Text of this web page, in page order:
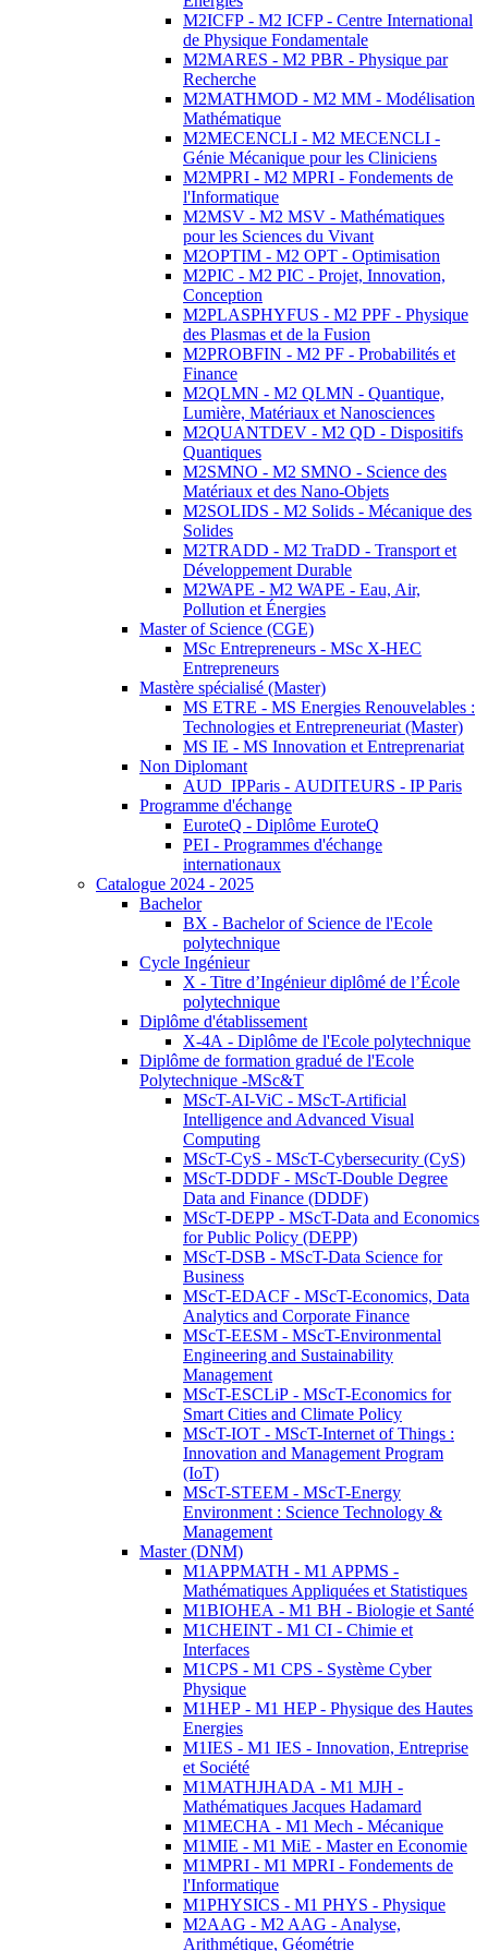
M2ICFP - M2 ICFP - Centre International
de Physique Fondamentale
M2MARES - M2 PBR - Physique par
Recherche
M2MATHMOD - M2 MM - Modélisation
Mathématique
M2MECENCLI - M2 MECENCLI -
Génie Mécanique pour les Cliniciens
M2MPRI - M2 MPRI - Fondements de
l'Informatique
M2MSV - M2 MSV - Mathématiques
pour les Sciences du Vivant
M2OPTIM - M2 OPT - Optimisation
M2PIC - M2 PIC - Projet, Innovation,
Conception
M2PLASPHYFUS - M2 PPF - Physique
des Plasmas et de la Fusion
M2PROBFIN - M2 PF - Probabilités et
Finance
M2QLMN - M2 QLMN - Quantique,
Lumière, Matériaux et Nanosciences
M2QUANTDEV - M2 QD - Dispositifs
Quantiques
M2SMNO - M2 SMNO - Science des
Matériaux et des Nano-Objets
M2SOLIDS - M2 Solids - Mécanique des
Solides
M2TRADD - M2 TraDD - Transport et
Développement Durable
M2WAPE - M2 WAPE - Eau, Air,
Pollution et Énergies
Master of Science (CGE)
MSc Entrepreneurs - MSc X-HEC
Entrepreneurs
Mastère spécialisé (Master)
MS ETRE - MS Energies Renouvelables :
Technologies et Entrepreneuriat (Master)
MS IE - MS Innovation et Entreprenariat
Non Diplomant
AUD_IPParis - AUDITEURS - IP Paris
Programme d'échange
EuroteQ - Diplôme EuroteQ
PEI - Programmes d'échange
internationaux
Catalogue 2024 - 2025
Bachelor
BX - Bachelor of Science de l'Ecole
polytechnique
Cycle Ingénieur
X - Titre d’Ingénieur diplômé de l’École
polytechnique
Diplôme d'établissement
X-4A - Diplôme de l'Ecole polytechnique
Diplôme de formation gradué de l'Ecole
Polytechnique -MSc&T
MScT-AI-ViC - MScT-Artificial
Intelligence and Advanced Visual
Computing
MScT-CyS - MScT-Cybersecurity (CyS)
MScT-DDDF - MScT-Double Degree
Data and Finance (DDDF)
MScT-DEPP - MScT-Data and Economics
for Public Policy (DEPP)
MScT-DSB - MScT-Data Science for
Business
MScT-EDACF - MScT-Economics, Data
Analytics and Corporate Finance
MScT-EESM - MScT-Environmental
Engineering and Sustainability
Management
MScT-ESCLiP - MScT-Economics for
Smart Cities and Climate Policy
MScT-IOT - MScT-Internet of Things :
Innovation and Management Program
(IoT)
MScT-STEEM - MScT-Energy
Environment : Science Technology &
Management
Master (DNM)
M1APPMATH - M1 APPMS -
Mathématiques Appliquées et Statistiques
M1BIOHEA - M1 BH - Biologie et Santé
M1CHEINT - M1 CI - Chimie et
Interfaces
M1CPS - M1 CPS - Système Cyber
Physique
M1HEP - M1 HEP - Physique des Hautes
Energies
M1IES - M1 IES - Innovation, Entreprise
et Société
M1MATHJHADA - M1 MJH -
Mathématiques Jacques Hadamard
M1MECHA - M1 Mech - Mécanique
M1MIE - M1 MiE - Master en Economie
M1MPRI - M1 MPRI - Fondements de
l'Informatique
M1PHYSICS - M1 PHYS - Physique
M2AAG - M2 AAG - Analyse,
Arithmétique, Géométrie